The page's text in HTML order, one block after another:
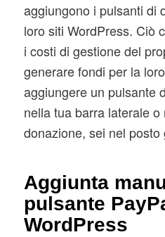
aggiungono i pulsanti di
loro siti WordPress. Ciò
i costi di gestione del
generare fondi per la
aggiungere un pulsante
nella tua barra laterale o
donazione, sei nel posto
Aggiunta
pulsante
WordPress